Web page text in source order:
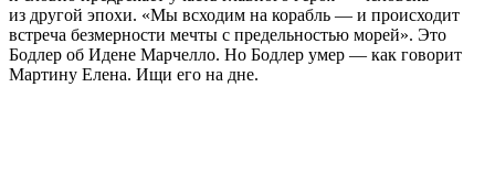
из другой эпохи. «Мы всходим на корабль — и происходит
встреча безмерности мечты с предельностью морей». Это
Бодлер об Идене Марчелло. Но Бодлер умер — как говорит
Мартину Елена. Ищи его на дне.